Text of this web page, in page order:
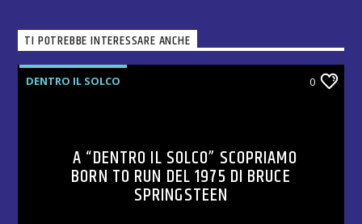
TI POTREBBE INTERESSARE ANCHE
DENTRO IL SOLCO 0
A “DENTRO IL SOLCO” SCOPRIAMO
BORN TO RUN DEL 1975 DI BRUCE
SPRINGSTEEN